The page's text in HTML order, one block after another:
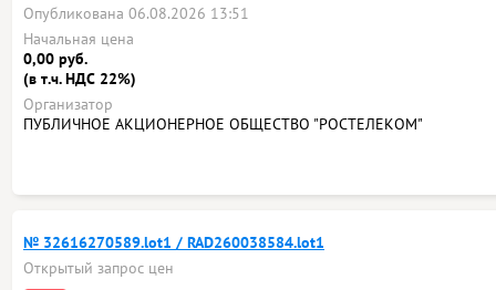
Опубликована 06.08.2026 13:51
Начальная цена
0,00 руб.
(в т.ч. НДС 22%)
Организатор
ПУБЛИЧНОЕ АКЦИОНЕРНОЕ ОБЩЕСТВО "РОСТЕЛЕКОМ"
№ 32616270589.lot1 / RAD260038584.lot1
Открытый запрос цен